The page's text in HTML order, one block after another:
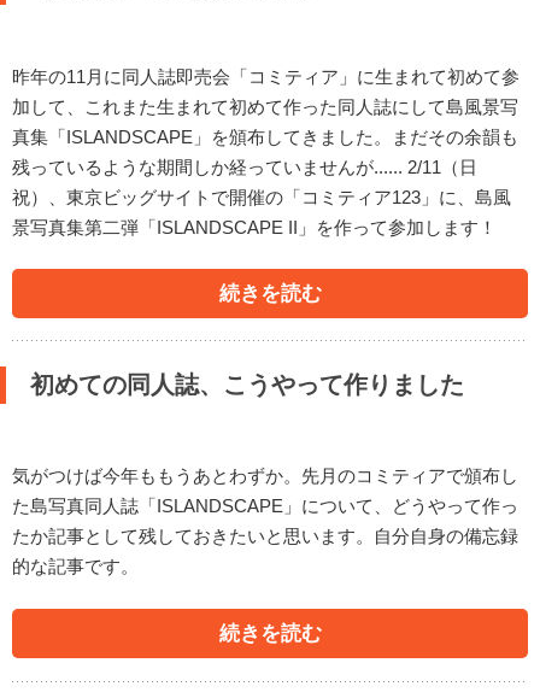
昨年の11月に同人誌即売会「コミティア」に生まれて初めて参
加して、これまた生まれて初めて作った同人誌にして島風景写
真集「ISLANDSCAPE」を頒布してきました。まだその余韻も
残っているような期間しか経っていませんが...... 2/11（日
祝）、東京ビッグサイトで開催の「コミティア123」に、島風
景写真集第二弾「ISLANDSCAPE II」を作って参加します！
続きを読む
初めての同人誌、こうやって作りました
気がつけば今年ももうあとわずか。先月のコミティアで頒布し
た島写真同人誌「ISLANDSCAPE」について、どうやって作っ
たか記事として残しておきたいと思います。自分自身の備忘録
的な記事です。
続きを読む